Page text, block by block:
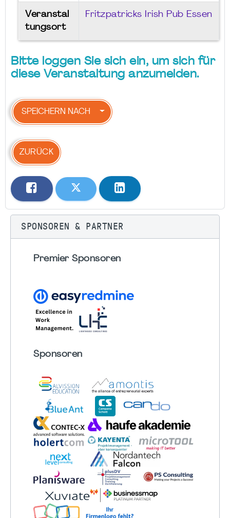
Veranstal
tungsort
Fritzpatricks Irish Pub Essen
Bitte loggen Sie sich ein, um sich für
diese Veranstaltung anzumelden.
SPEICHERN NACH
ZURÜCK
SPONSOREN & PARTNER
Premier Sponsoren
Sponsoren